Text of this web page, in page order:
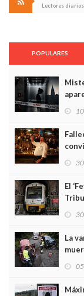
Lectores diarios
POPULARES
El
La